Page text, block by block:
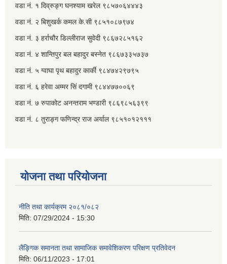
वडा नं. १ दिव्रुङ्ग घनश्याम खरेल ९८५७०६४४४३
वडा नं. २ ‌‍बिशुखर्क कमल के.सी ९८५१०८७९७४
वडा नं. ३ हर्राचौर डिल्लीराज सुवेदी ९८६७२८५१६२
वडा नं. ४ शान्तिपुर बल बहादुर बस्नेत​ ९८६७३३५७३७
वडा नं. ५ ग्वाघा पृथ बहादुर कार्की ९८४७४२९७९५
वडा नं. ६ हरेवा अम्मर सिं दगामी​ ९८४४७७००६९
वडा नं. ७ ‌‍रुपाकोट अनन्तराम भण्डारी ९८६९८५६३९९
वडा नं. ८ तुराङ्ग फणिन्द्र राज अर्याल ९८५१०१२१११
योजना तथा परियोजना
नीति तथा कार्यक्रम २०८१/०८२
मिति: 07/29/2024 - 15:30
लैङ्गिक समानता तथा सामाजिक समावेशिकरण परिक्षण प्रतिवेदन
मिति: 06/11/2023 - 17:01